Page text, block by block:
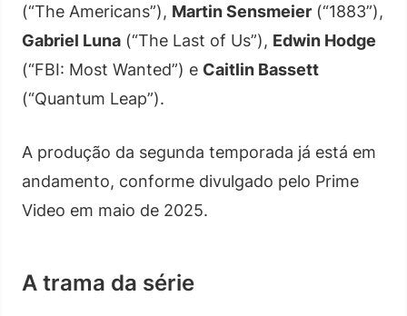
(“The Americans”), Martin Sensmeier (“1883”),
Gabriel Luna (“The Last of Us”), Edwin Hodge
(“FBI: Most Wanted”) e Caitlin Bassett
(“Quantum Leap”).
A produção da segunda temporada já está em
andamento, conforme divulgado pelo Prime
Video em maio de 2025.
A trama da série